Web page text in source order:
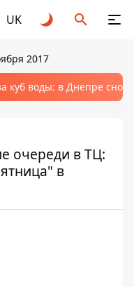
UK
2017
куб воды: в Днепре
очереди в ТЦ:
в